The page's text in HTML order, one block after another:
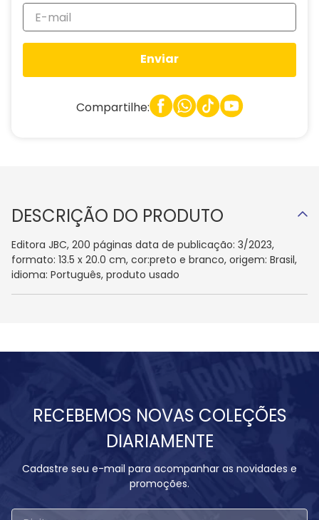
Enviar
Compartilhe:
DESCRIÇÃO DO PRODUTO
Editora JBC, 200 páginas data de publicação: 3/2023,
formato: 13.5 x 20.0 cm, cor:preto e branco, origem: Brasil,
idioma: Português, produto usado
RECEBEMOS NOVAS COLEÇÕES
DIARIAMENTE
Cadastre seu e-mail para acompanhar as novidades e
promoções.